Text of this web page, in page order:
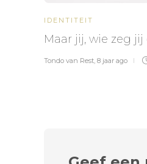
IDENTITEIT
Maar jij, wie zeg
Tondo van Rest, 8 jaar ago